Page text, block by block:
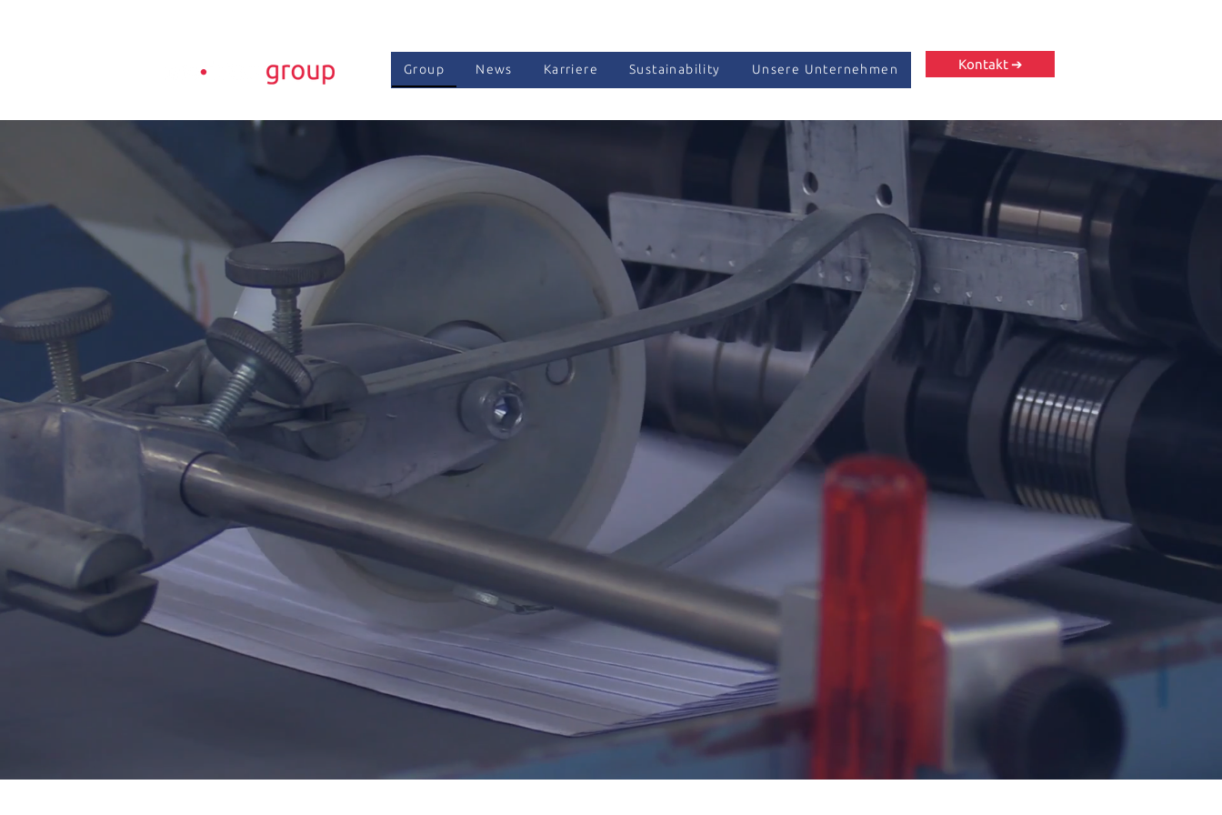
Group News Karriere Sustainability Unsere Unternehmen Kontakt ➔
We help brands
fulfill their promises
Nice to meet you – follow us